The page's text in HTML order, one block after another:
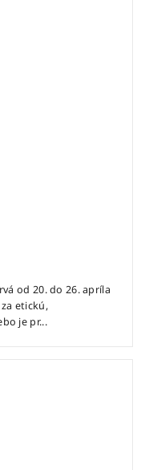
od 20. do 26. apríla
etickú,
je pr...